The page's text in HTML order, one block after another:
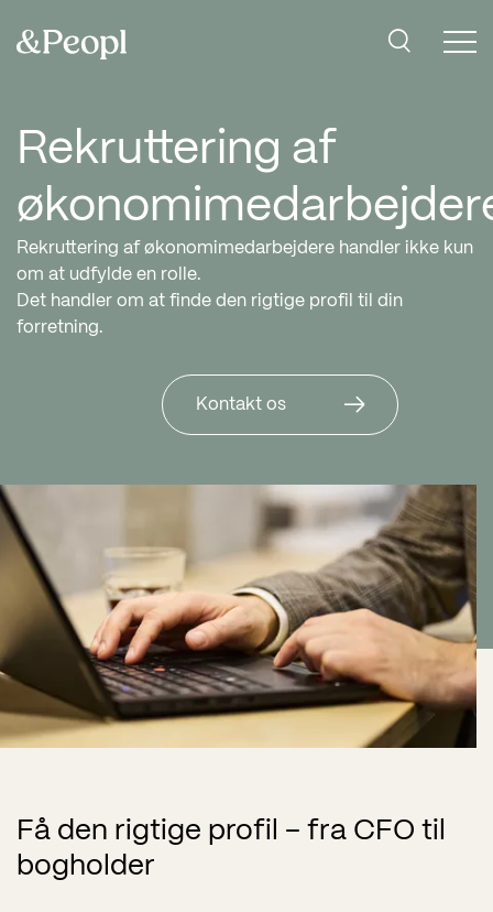
Rekruttering af
Rekruttering af økonomimedarbejdere handler ikke kun
om at udfylde en rolle.
Det handler om at finde den rigtige profil til din
forretning.
Kontakt os
Få den rigtige profil – fra CFO til
bogholder